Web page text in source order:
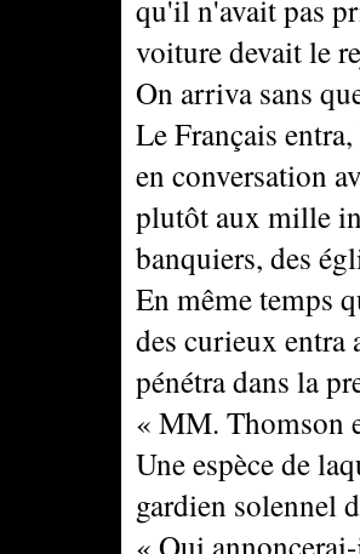
qu'il n'avait pas
voiture devait le
On arriva sans
Le Français
en conversation
plutôt aux mille
banquiers, des
En même temps
des curieux entra
pénétra dans la
« MM. Thomson
Une espèce de
gardien solennel
« Qui